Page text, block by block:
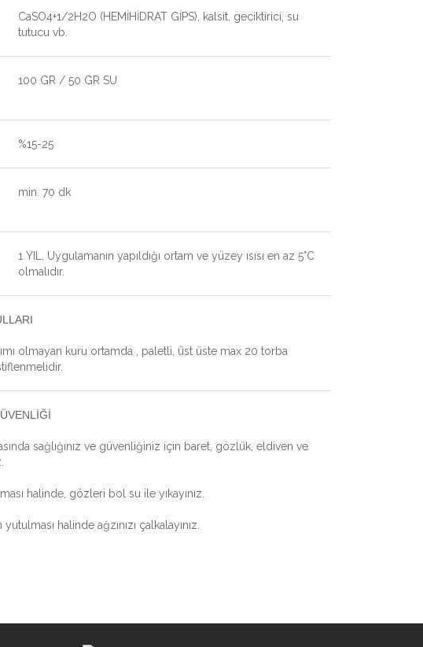
CaSO4+1/2H2O (HEMİHİDRAT GİPS), kalsit, geciktirici, su
tutucu vb.
100 GR / 50 GR SU
%15-25
min. 70 dk
1 YIL. Uygulamanın yapıldığı ortam ve yüzey ısısı en az 5°C
olmalıdır.
olmayan kuru ortamda , paletli, üst üste max 20 torba
sağlığınız ve güvenliğiniz için baret, gözlük, eldiven ve
halinde, gözleri bol su ile yıkayınız.
yutulması halinde ağzınızı çalkalayınız.